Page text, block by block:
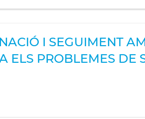
I SEGUIMENT
ELS PROBLEMES DE